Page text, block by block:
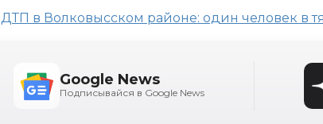
ДТП в Волковысском районе: один человек в
Google News
Подписывайся в Google News